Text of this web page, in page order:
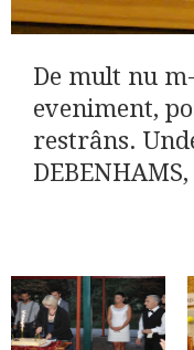
De mult nu
eveniment,
restrâns.